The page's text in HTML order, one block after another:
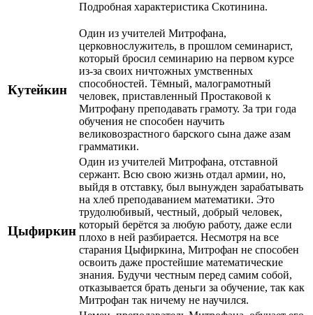
Подробная характеристика Скотинина.
Кутейкин
Один из учителей Митрофана,
церковнослужитель, в прошлом семинарист,
который бросил семинарию на первом курсе
из-за своих ничтожных умственных
способностей. Тёмный, малограмотный
человек, приставленный Простаковой к
Митрофану преподавать грамоту. За три года
обучения не способен научить
великовозрастного барского сына даже азам
грамматики.
Цыфиркин
Один из учителей Митрофана, отставной
сержант. Всю свою жизнь отдал армии, но,
выйдя в отставку, был вынужден зарабатывать
на хлеб преподаванием математики. Это
трудолюбивый, честный, добрый человек,
который берётся за любую работу, даже если
плохо в ней разбирается. Несмотря на все
старания Цыфиркина, Митрофан не способен
освоить даже простейшие математические
знания. Будучи честным перед самим собой,
отказывается брать деньги за обучение, так как
Митрофан так ничему не научился.